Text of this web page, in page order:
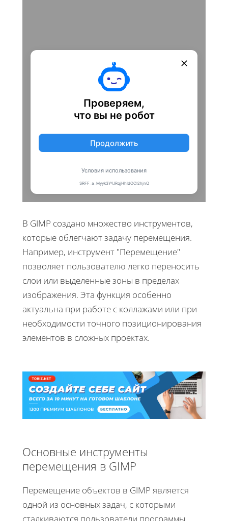
В GIMP создано множество инструментов,
которые облегчают задачу перемещения.
Например, инструмент "Перемещение"
позволяет пользователю легко переносить
слои или выделенные зоны в пределах
изображения. Эта функция особенно
актуальна при работе с коллажами или при
необходимости точного позиционирования
элементов в сложных проектах.
Основные инструменты
перемещения в GIMP
Перемещение объектов в GIMP является
одной из основных задач, с которыми
сталкиваются пользователи программы.